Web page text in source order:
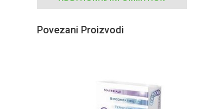
Povezani Proizvodi